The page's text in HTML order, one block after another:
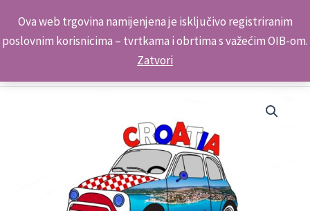
Ova web trgovina namijenjena je isključivo registriranim
poslovnim korisnicima – tvrtkama i obrtima s važećim OIB-om.
Zatvori
content
Kontakt telefon: +385 98 179 3891